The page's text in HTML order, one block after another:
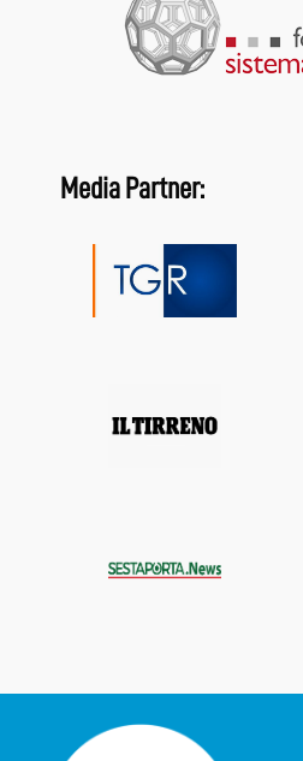
Media Partner: